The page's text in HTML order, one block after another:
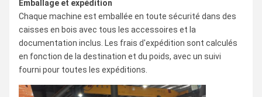
Emballage et expédition
Chaque machine est emballée en toute sécurité dans des
caisses en bois avec tous les accessoires et la
documentation inclus. Les frais d'expédition sont calculés
en fonction de la destination et du poids, avec un suivi
fourni pour toutes les expéditions.